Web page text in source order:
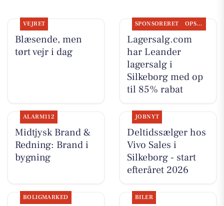
VEJRET
Blæsende, men
tørt vejr i dag
SPONSORERET OPSLAGSTAVLEN
Lagersalg.com
har Leander
lagersalg i
Silkeborg med op
til 85% rabat
ALARM112
Midtjysk Brand &
Redning: Brand i
bygning
JOBNYT
Deltidssælger hos
Vivo Sales i
Silkeborg - start
efteråret 2026
BOLIGMARKED BILER